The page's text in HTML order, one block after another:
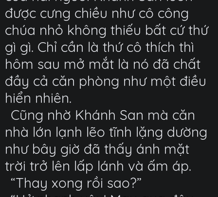
được cưng chiều như cô công
chúa nhỏ không thiếu bất cứ thứ
gì gì. Chỉ cần là thứ cô thích thì
hôm sau mở mắt là nó đã chất
đầy cả căn phòng như một điều
hiển nhiên.
Cũng nhờ Khánh San mà căn
nhà lớn lạnh lẽo tĩnh lặng dường
như bây giờ đã thấy ánh mặt
trời trở lên lấp lánh và ấm áp.
“Thay xong rồi sao?”